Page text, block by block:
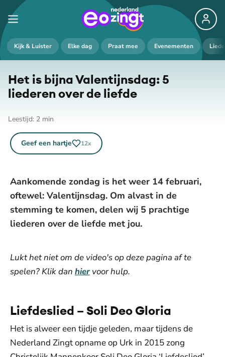
Kijk & Luister Elke dag Praat mee Evenementen
Het is bijna Va­len­tijns­dag: 5
liederen over de liefde
Leestijd: 2 min
Geef een hartje 12x
Aankomende zondag is het weer 14 februari,
oftewel: Valentijnsdag. Om alvast in de
stemming te komen, delen wij 5 prachtige
liederen over de liefde met jou.
Lukt het niet om de video's op deze pagina af te
spelen? Klik dan hier voor hulp.
Liefdeslied – Soli Deo Gloria
Het is alweer een tijdje geleden, maar tijdens de
Nederland Zingt opname op Urk in 2015 zong